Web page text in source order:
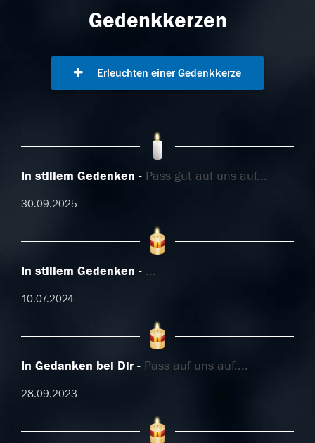
Gedenkkerzen
Erleuchten einer Gedenkkerze
In stillem Gedenken Pass gut auf uns auf...
30.09.2025
In stillem Gedenken ...
10.07.2024
In Gedanken bei Dir Pass auf uns auf....
28.09.2023